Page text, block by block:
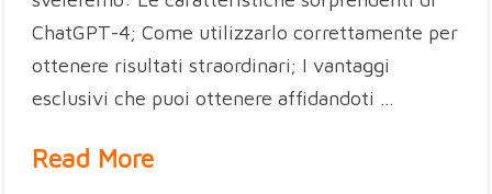
ChatGPT-4; Come utilizzarlo correttamente per
ottenere risultati straordinari; I vantaggi
esclusivi che puoi ottenere affidandoti …
Read More